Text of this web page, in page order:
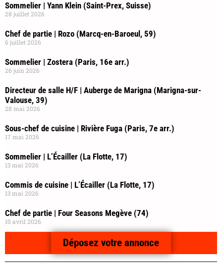
Sommelier | Yann Klein (Saint-Prex, Suisse)
28 juillet 2026
Chef de partie | Rozo (Marcq-en-Baroeul, 59)
6 juillet 2026
Sommelier | Zostera (Paris, 16e arr.)
26 juin 2026
Directeur de salle H/F | Auberge de Marigna (Marigna-sur-
Valouse, 39)
28 mai 2026
Sous-chef de cuisine | Rivière Fuga (Paris, 7e arr.)
17 mai 2026
Sommelier | L’Écailler (La Flotte, 17)
13 mai 2026
Commis de cuisine | L’Écailler (La Flotte, 17)
13 mai 2026
Chef de partie | Four Seasons Megève (74)
10 avril 2026
Déposez votre annonce